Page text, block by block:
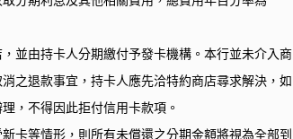
並由持卡人分期繳付予發卡機構。本行並未介入商
之退款事宜，持卡人應先洽特約商店尋求解決，如
，不得因此拒付信用卡款項。
卡等情形，則所有未償還之分期金額將視為全部到